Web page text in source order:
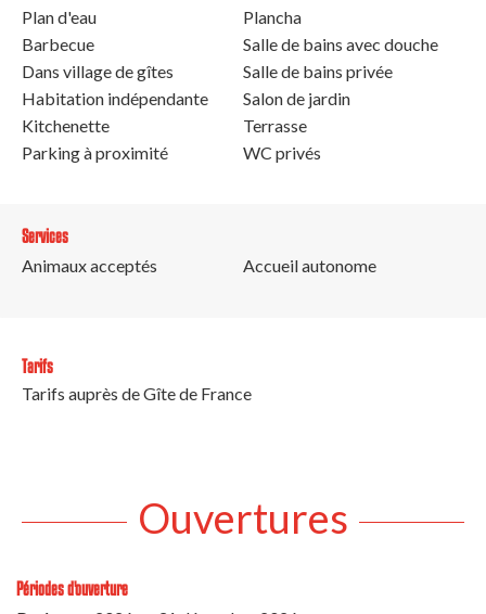
Plan d'eau
Barbecue
Dans village de gîtes
Habitation indépendante
Kitchenette
Parking à proximité
Plancha
Salle de bains avec douche
Salle de bains privée
Salon de jardin
Terrasse
WC privés
Services
Animaux acceptés
Accueil autonome
Tarifs
Tarifs auprès de Gîte de France
Ouvertures
Périodes d'ouverture